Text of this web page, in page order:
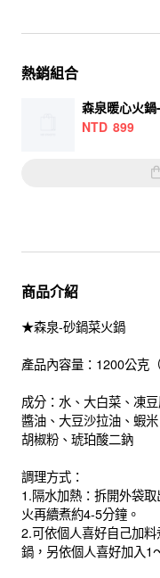
熱銷組合
森泉暖心火
NTD 899
商品介紹
★森泉-砂鍋菜火鍋
產品內容量：1200公克
成分：水、大白菜、凍
醬油、大豆沙拉油、蝦
胡椒粉、琥珀酸二鈉
調理方式：
1.隔水加熱：拆開外袋
火再續煮約4-5分鐘。
2.可依個人喜好自己加
鍋，另依個人喜好加入1